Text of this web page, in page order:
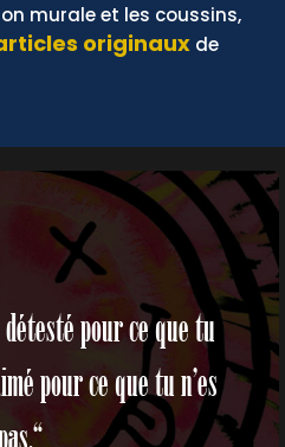
murale et les coussins,
originaux de
pour ce que tu
pour ce que tu n’es